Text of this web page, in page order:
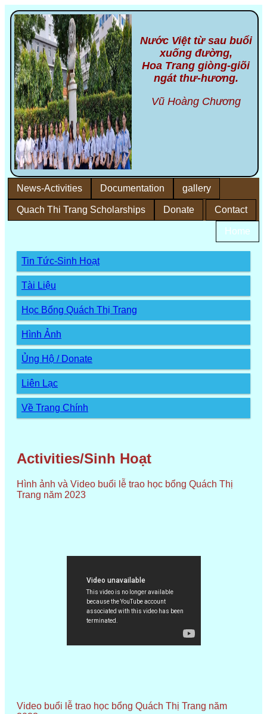
Nước Việt từ sau buổi
xuống đường,
Hoa Trang giòng-giõi
ngát thư-hương.
Vũ Hoàng Chương
News-Activities Documentation
Quach Thi Trang Scholarships
gallery
Donate Contact
Home
Tin Tức-Sinh Hoạt
Tài Liệu
Học Bổng Quách Thị Trang
Hình Ảnh
Ủng Hộ / Donate
Liên Lạc
Về Trang Chính
Activities/Sinh Hoạt
Hình ảnh và Video buổi lễ trao học bổng Quách Thị
Trang năm 2023
Video buổi lễ trao học bổng Quách Thị Trang năm